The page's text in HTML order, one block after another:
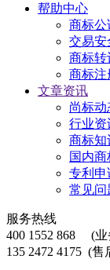
帮助中心
商标公
交易安
商标转
商标注
文章资讯
尚标动
行业资
商标知
国内
专利申
常见问
服务热线
400 1552 868
(业
135 2472 4175 (售